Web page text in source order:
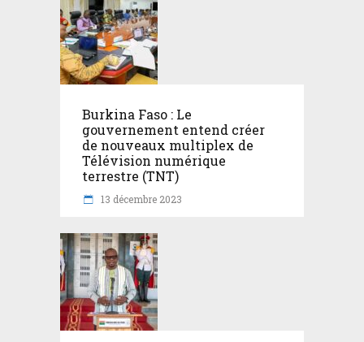
Burkina Faso : Le
gouvernement entend créer
de nouveaux multiplex de
Télévision numérique
terrestre (TNT)
13 décembre 2023